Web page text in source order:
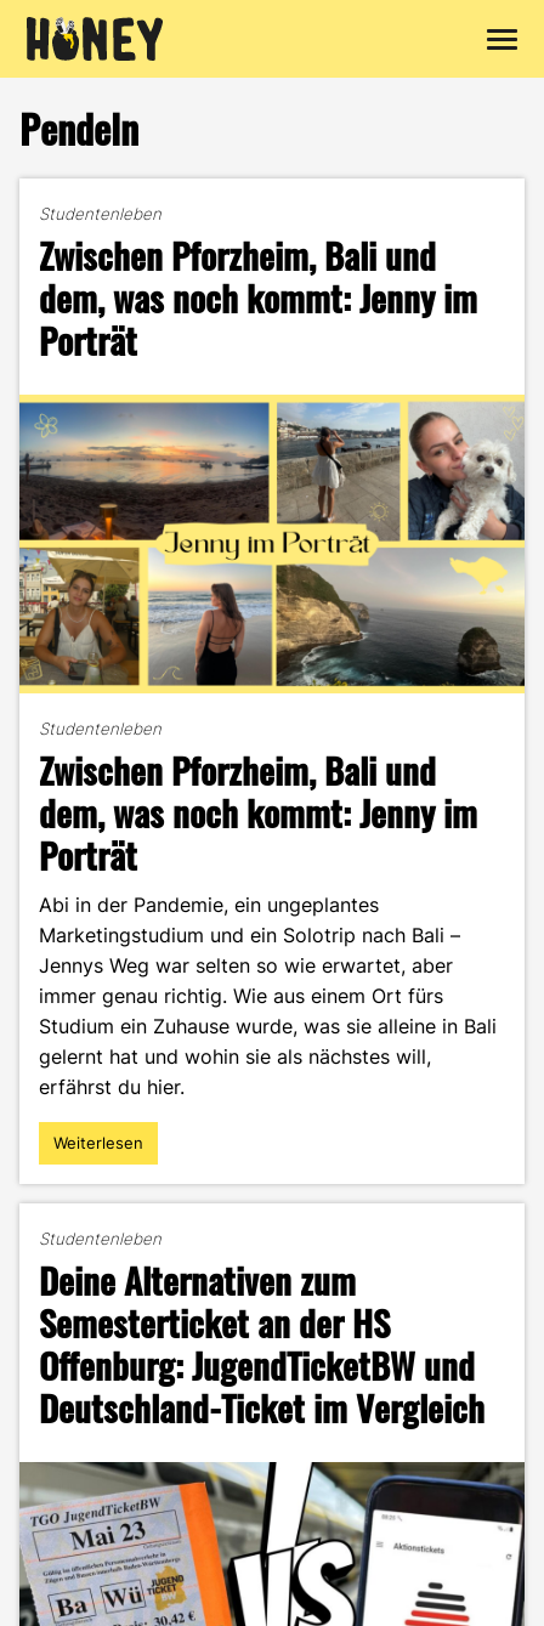
Inhalt
springen
Pendeln
Studentenleben
Zwischen Pforzheim, Bali und
dem, was noch kommt: Jenny im
Porträt
Studentenleben
Zwischen Pforzheim, Bali und
dem, was noch kommt: Jenny im
Porträt
Abi in der Pandemie, ein ungeplantes
Marketingstudium und ein Solotrip nach Bali –
Jennys Weg war selten so wie erwartet, aber
immer genau richtig. Wie aus einem Ort fürs
Studium ein Zuhause wurde, was sie alleine in Bali
gelernt hat und wohin sie als nächstes will,
erfährst du hier.
"Zwischen
Pforzheim,
dem,
was
noch
kommt:
Jenny
im
Porträt"
Weiterlesen
Studentenleben
Deine Alternativen zum
Semesterticket an der HS
Offenburg: JugendTicketBW und
Deutschland-Ticket im Vergleich